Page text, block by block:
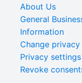
About Us
General
Information
Change
Privacy
Revoke